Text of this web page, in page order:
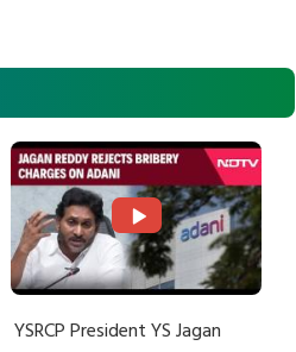
YSRCP President YS Jagan